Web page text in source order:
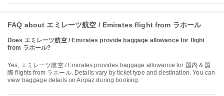
FAQ about エミレーツ航空 / Emirates flight from ラホール
Does エミレーツ航空 / Emirates provide baggage allowance for flight
from ラホール?
Yes, エミレーツ航空 / Emirates provides baggage allowance for 国内 & 国
際 flights from ラホール. Details vary by ticket type and destination. You can
view baggage details on Airpaz during booking.